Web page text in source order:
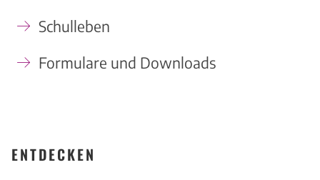
Schulleben
Formulare und Downloads
ENTDECKEN